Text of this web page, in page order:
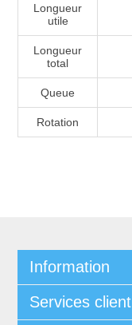
Longueur
utile
Longueur
total
Queue
Rotation
Information
Services client